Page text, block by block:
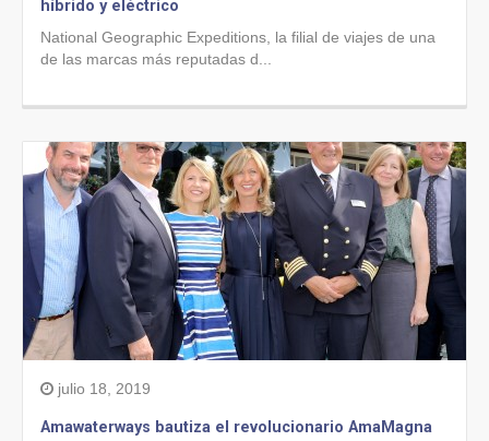
híbrido y eléctrico
National Geographic Expeditions, la filial de viajes de una
de las marcas más reputadas d...
julio 18, 2019
Amawaterways bautiza el revolucionario AmaMagna